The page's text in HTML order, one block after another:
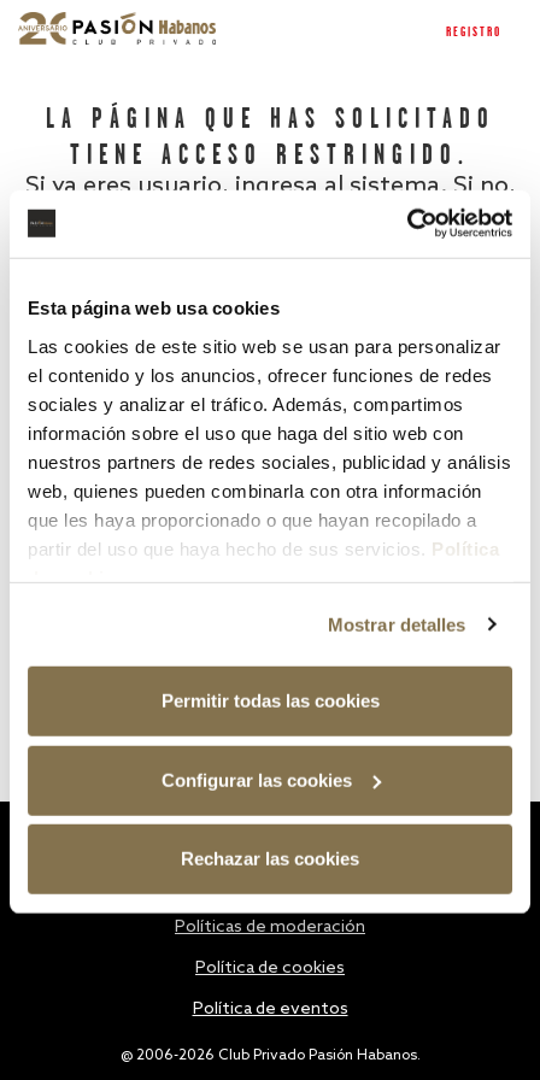
Esta página web usa cookies
Las cookies de este sitio web se usan para personalizar
el contenido y los anuncios, ofrecer funciones de redes
sociales y analizar el tráfico. Además, compartimos
información sobre el uso que haga del sitio web con
nuestros partners de redes sociales, publicidad y análisis
web, quienes pueden combinarla con otra información
que les haya proporcionado o que hayan recopilado a
partir del uso que haya hecho de sus servicios. Política
Mostrar detalles
Permitir todas las cookies
Configurar las cookies
Rechazar las cookies
REGISTRO
LA PÁGINA QUE HAS SOLICITADO
TIENE ACCESO RESTRINGIDO.
Si ya eres usuario, ingresa al sistema. Si no,
¿Has olvidado tu contraseña?
@ 2006-2026 Club Privado Pasión Habanos.
Políticas de moderación
Política de cookies
Política de eventos